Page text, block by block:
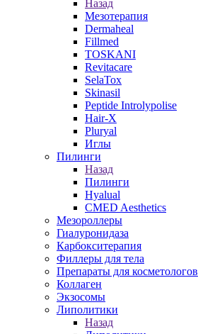
Назад
Мезотерапия
Dermaheal
Fillmed
TOSKANI
Revitacare
SelaTox
Skinasil
Peptide Introlypolise
Hair-X
Pluryal
Иглы
Пилинги
Назад
Пилинги
Hyalual
CMED Aesthetics
Мезороллеры
Гиалуронидаза
Карбокситерапия
Филлеры для тела
Препараты для косметологов
Коллаген
Экзосомы
Липолитики
Назад